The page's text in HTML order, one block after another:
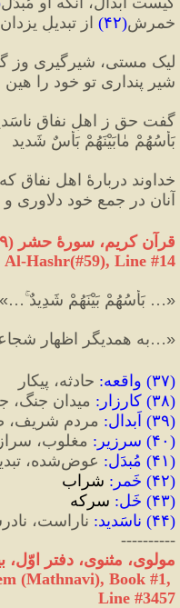
خمرش(۴۲) از تبدیلِ
لیک مستی، شیرگیری وز
شیر پنداری تو خود را
گفت حق ز اهلِ نفاقِ
بَأسُهُمْ مٰابَیْنَهُمْ بَأسٌ شَدید
خداوند دربارهٔ اهل نفاق که
آنان در جمع خود دلاوری
قرآن کریم، سور هٔ حشر (
Al-Hashr(#59), Line #14
«… بَأْسُهُمْ بَيْنَهُمْ شَدِيدٌ ۚ…
»
«…به همدیگر اظهار شجاعت
(۳۷) واقعه: حادثه، پیکار
(۳۸) کارزار :‌ میدان جنگ، جنگ ‌و جدال،
(۳۹) اَبدال: مردم شریف،
( ۴۰) سرزیر : مغلوب،
(۴۱) مُبدَل: عوض‌شده، تبدیل‌شده
(۴۲) خَمر : شراب
(۴۳) خَل: سرکه
(۴۴) ناسَدید: ناراست،
----------
مولوی، مثنوی، دفتر اوّل، بیت
(Mathnavi), Book #1,
Line #3457